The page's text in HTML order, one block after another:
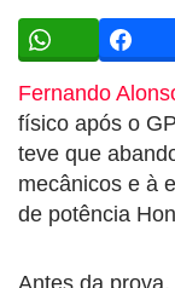
Fernando
físico após o
teve que
mecânicos e à
de potência
Antes da